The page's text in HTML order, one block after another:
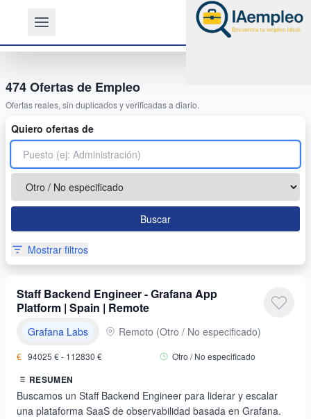
474Ofertas de Empleo
Ofertas reales, sin duplicados y verificadas a diario.
Quiero ofertas de
Buscar
Mostrar filtros
Staff Backend Engineer - Grafana App
Platform | Spain | Remote
Grafana Labs Remoto (Otro / No especificado)
€ 94025 € - 112830 € Otro / No especificado
RESUMEN
Buscamos un Staff Backend Engineer para liderar y escalar
una plataforma SaaS de observabilidad basada en Grafana.